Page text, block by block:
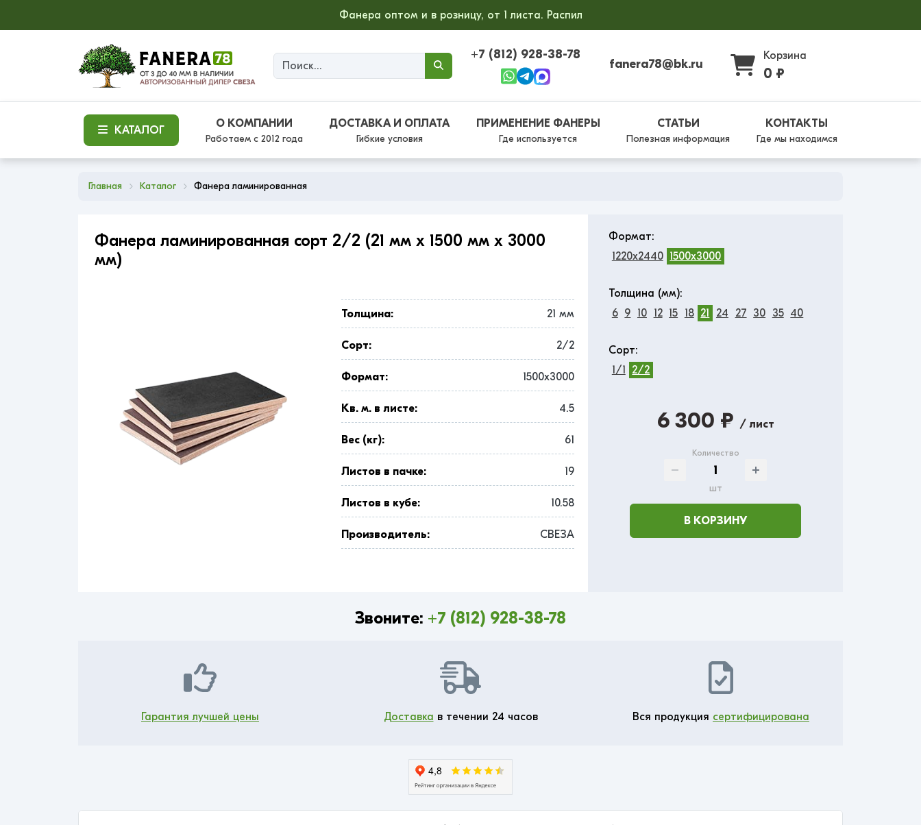
Фанера оптом и в розницу, от 1 листа. Распил
+7 (812) 928-38-78
fanera78@bk.ru
Корзина
0 ₽
КАТАЛОГ
О КОМПАНИИ
Работаем с 2012 года
ДОСТАВКА И ОПЛАТА
Гибкие условия
ПРИМЕНЕНИЕ ФАНЕРЫ
Где используется
СТАТЬИ
Полезная информация
КОНТАКТЫ
Где мы находимся
Главная Каталог Фанера ламинированная
Фанера ламинированная сорт 2/2 (21 мм x 1500 мм x 3000
мм)
Толщина: 21 мм
Сорт: 2/2
Формат: 1500x3000
Кв. м. в листе: 4.5
Вес (кг): 61
Листов в пачке: 19
Листов в кубе: 10.58
Производитель: СВЕЗА
Формат:
1220x2440 1500x3000
Толщина (мм):
6 9 10 12 15 18 21 24 27 30 35 40
Сорт:
1/1
2/2
6 300 ₽ / лист
Количество
шт
В КОРЗИНУ
Звоните: +7 (812) 928-38-78
Гарантия лучшей цены Доставка в течении 24 часов Вся продукция сертифицирована